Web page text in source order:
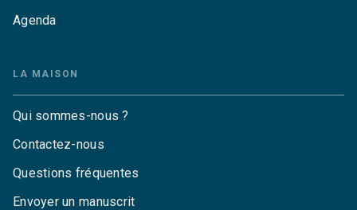
Agenda
LA MAISON
Qui sommes-nous ?
Contactez-nous
Questions fréquentes
Envoyer un manuscrit